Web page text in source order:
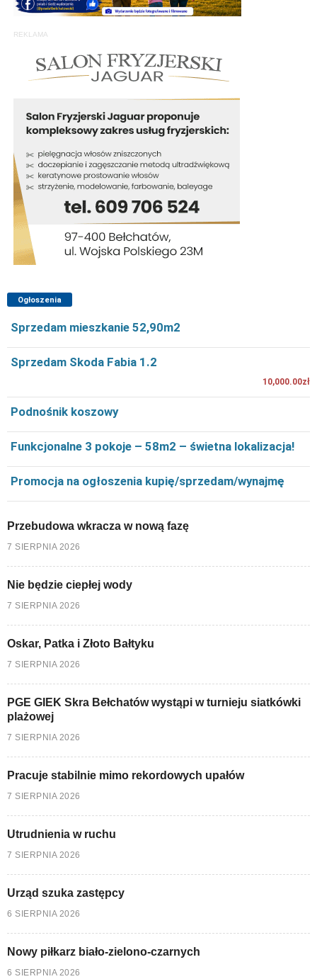
REKLAMA
Ogłoszenia
Sprzedam mieszkanie 52,90m2
Sprzedam Skoda Fabia 1.2
10,000.00zł
Podnośnik koszowy
Funkcjonalne 3 pokoje – 58m2 – świetna lokalizacja!
Promocja na ogłoszenia kupię/sprzedam/wynajmę
Przebudowa wkracza w nową fazę
7 SIERPNIA 2026
Nie będzie ciepłej wody
7 SIERPNIA 2026
Oskar, Patka i Złoto Bałtyku
7 SIERPNIA 2026
PGE GIEK Skra Bełchatów wystąpi w turnieju siatkówki
plażowej
7 SIERPNIA 2026
Pracuje stabilnie mimo rekordowych upałów
7 SIERPNIA 2026
Utrudnienia w ruchu
7 SIERPNIA 2026
Urząd szuka zastępcy
6 SIERPNIA 2026
Nowy piłkarz biało-zielono-czarnych
6 SIERPNIA 2026